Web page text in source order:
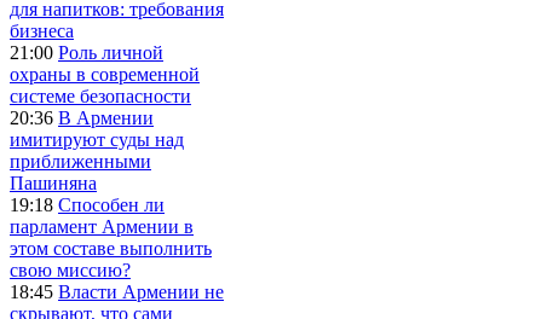
для напитков: требования
бизнеса
21:00 Роль личной
охраны в современной
системе безопасности
20:36 В Армении
имитируют суды над
приближенными
Пашиняна
19:18 Способен ли
парламент Армении в
этом составе выполнить
свою миссию?
18:45 Власти Армении не
скрывают, что сами